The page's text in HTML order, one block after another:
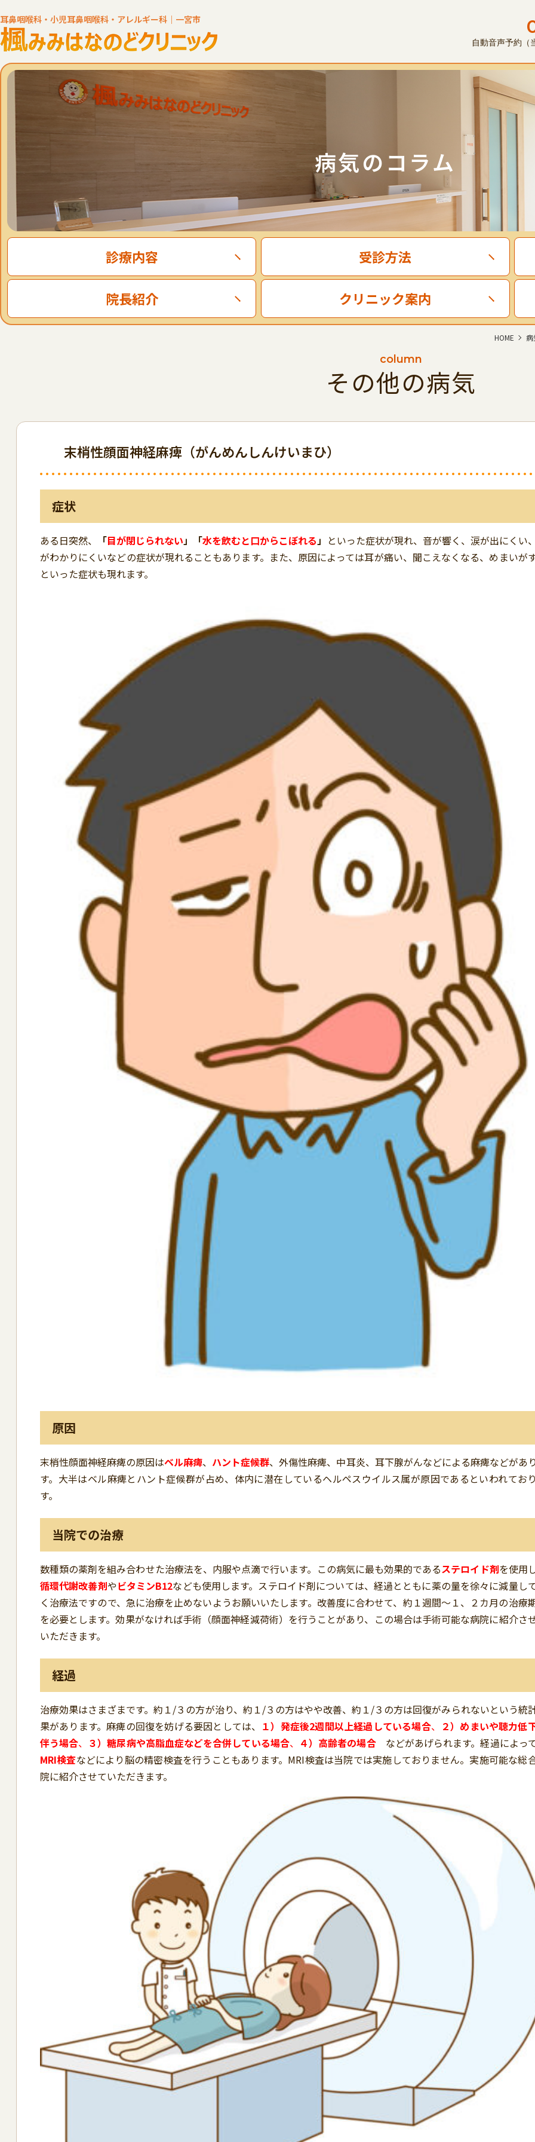
耳鼻咽喉科・小児耳鼻咽喉科・アレルギー科｜一宮市
自動音声予約
病気のコラム
診療内容 受診方法
院長紹介 クリニック案内
HOME 病
column
その他の病気
末梢性顔面神経麻痺（がんめんしんけいまひ）
症状
ある日突然、 「目が閉じられない」「水を飲むと口からこぼれる」 といった症状が現れ、音が響く、涙が出にくい
がわかりにくいなどの症状が現れることもあります。また、原因によっては耳が痛い、聞こえなくなる、めまいが
といった症状も現れます。
原因
末梢性顔面神経麻痺の原因はベル麻痺、 ハント症候群、外傷性麻痺、中耳炎、耳下腺がんなどによる麻痺などがあ
す。大半はベル麻痺とハント症候群が占め、体内に潜在しているヘルペスウイルス属が原因であるといわれてお
す。
当院での治療
数種類の薬剤を組み合わせた治療法を、内服や点滴で行います。この病気に最も効果的であるステロイド剤を使用
循環代謝改善剤やビタミンB12なども使用します。ステロイド剤については、経過とともに薬の量を徐々に減量し
く治療法ですので、急に治療を止めないようお願いいたします。改善度に合わせて、約１週間～１、２カ月の治療
を必要とします。効果がなければ手術（顔面神経減荷術）を行うことがあり、この場合は手術可能な病院に紹介さ
いただきます。
経過
治療効果はさまざまです。約１/３の方が治り、約１/３の方はやや改善、約１/３の方は回復がみられないという統
果があります。麻痺の回復を妨げる要因としては、 １）発症後2週間以上経過している場合、 ２）めまいや聴力低
伴う場合、 ３）糖尿病や高脂血症などを合併している場合、 ４）高齢者の場合などがあげられます。経過によっ
MRI検査などにより脳の精密検査を行うこともあります。MRI検査は当院では実施しておりません。実施可能な総
院に紹介させていただきます。